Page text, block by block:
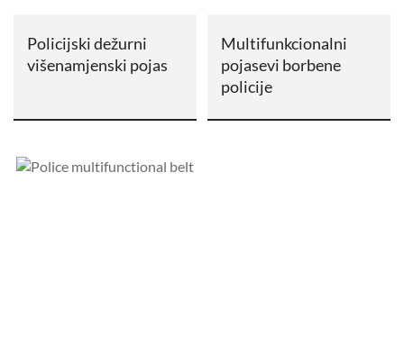
Policijski dežurni
višenamjenski pojas
Multifunkcionalni
pojasevi borbene
policije